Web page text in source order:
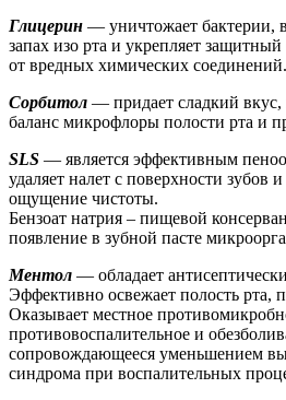
Глицерин — уничтожает
запах изо рта и укрепляет
от вредных химических соединений.
Сорбитол — придает сладкий вкус,
баланс микрофлоры полости рта и
SLS — является эффективным
удаляет налет с поверхности зубов
ощущение чистоты.
Бензоат натрия – пищевой
появление в зубной пасте
Ментол — обладает
Эффективно освежает полость рта,
Оказывает местное
противовоспалительное и
сопровождающееся уменьшением
синдрома при воспалительных